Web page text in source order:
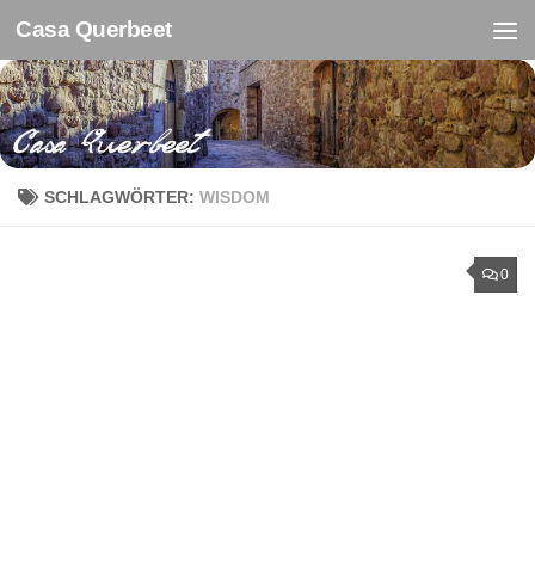
Zum Inhalt springen
Casa Querbeet
SCHLAGWÖRTER: WISDOM
0